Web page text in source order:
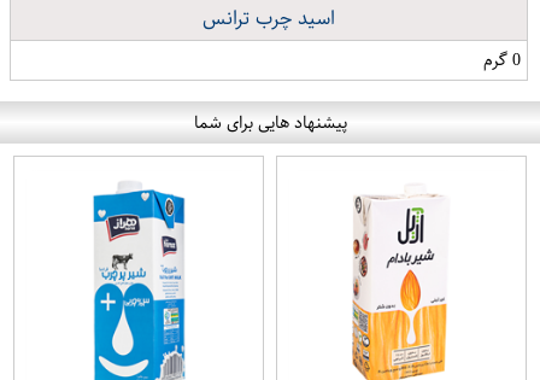
اسید چرب ترانس
0 گرم
پیشنهاد هایی برای شما